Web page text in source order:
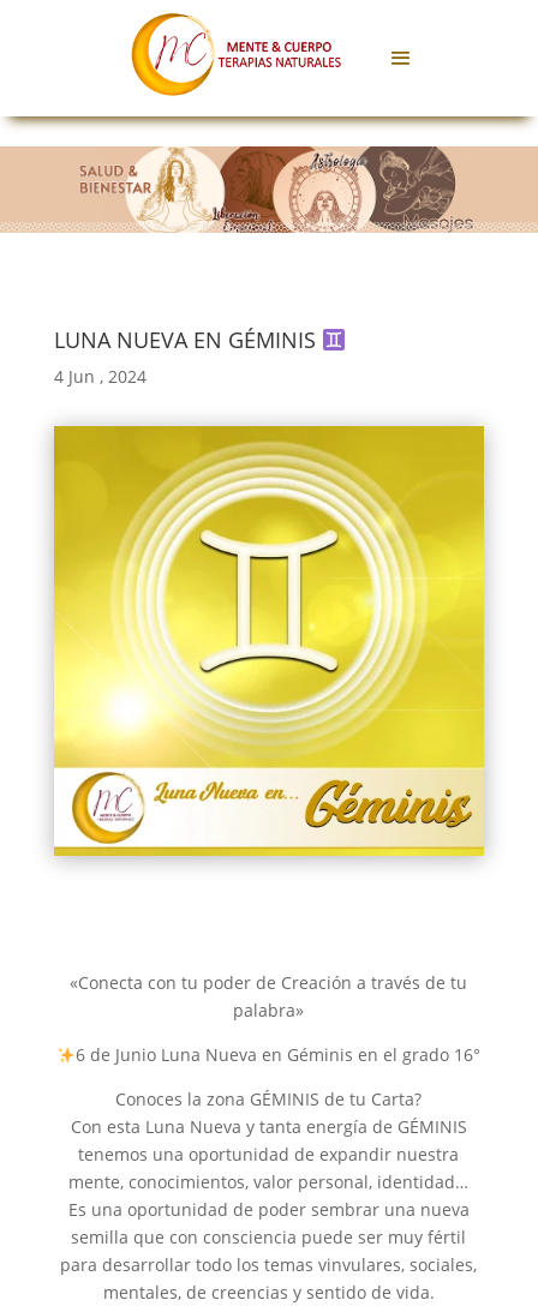
LUNA NUEVA EN GÉMINIS
4 Jun , 2024
«Conecta con tu poder de Creación a través de tu
palabra»
6 de Junio Luna Nueva en Géminis en el grado 16°
Conoces la zona GÉMINIS de tu Carta?
Con esta Luna Nueva y tanta energía de GÉMINIS
tenemos una oportunidad de expandir nuestra
mente, conocimientos, valor personal, identidad…
Es una oportunidad de poder sembrar una nueva
semilla que con consciencia puede ser muy fértil
para desarrollar todo los temas vinvulares, sociales,
mentales, de creencias y sentido de vida.